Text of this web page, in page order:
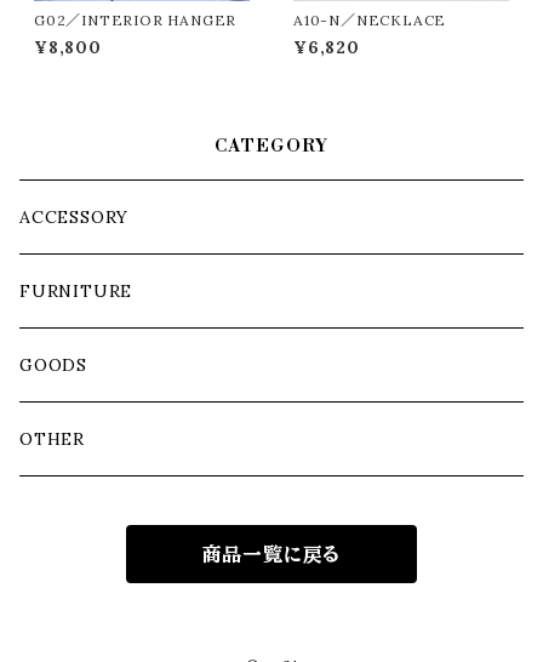
G02／INTERIOR HANGER
¥8,800
A10-N／NECKLACE
¥6,820
CATEGORY
ACCESSORY
FURNITURE
GOODS
OTHER
商品一覧に戻る